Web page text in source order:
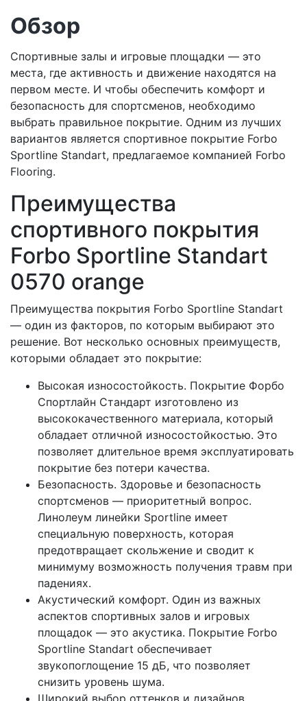
Обзор
Спортивные залы и игровые площадки — это
места, где активность и движение находятся на
первом месте. И чтобы обеспечить комфорт и
безопасность для спортсменов, необходимо
выбрать правильное покрытие. Одним из лучших
вариантов является спортивное покрытие Forbo
Sportline Standart, предлагаемое компанией Forbo
Flooring.
Преимущества
спортивного покрытия
Forbo Sportline Standart
0570 orange
Преимущества покрытия Forbo Sportline Standart
— один из факторов, по которым выбирают это
решение. Вот несколько основных преимуществ,
которыми обладает это покрытие:
Высокая износостойкость. Покрытие Форбо
Спортлайн Стандарт изготовлено из
высококачественного материала, который
обладает отличной износостойкостью. Это
позволяет длительное время эксплуатировать
покрытие без потери качества.
Безопасность. Здоровье и безопасность
спортсменов — приоритетный вопрос.
Линолеум линейки Sportline имеет
специальную поверхность, которая
предотвращает скольжение и сводит к
минимуму возможность получения травм при
падениях.
Акустический комфорт. Один из важных
аспектов спортивных залов и игровых
площадок — это акустика. Покрытие Forbo
Sportline Standart обеспечивает
звукопоглощение 15 дБ, что позволяет
снизить уровень шума.
Широкий выбор оттенков и дизайнов.